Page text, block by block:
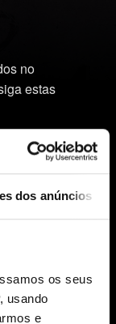
dos anúncios
os seus
usando
e
no
estas
RED.
é preciso
(PC) ou em
e